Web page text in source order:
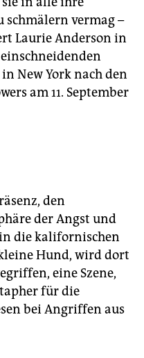
schmälern vermag –
Laurie Anderson in
New York nach den
am 11. September
den
der Angst und
die kalifornischen
Hund, wird dort
eine Szene,
für die
bei Angriffen aus